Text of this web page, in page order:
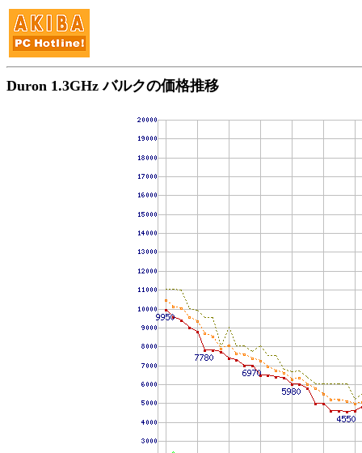
Duron 1.3GHz バルクの価格推移